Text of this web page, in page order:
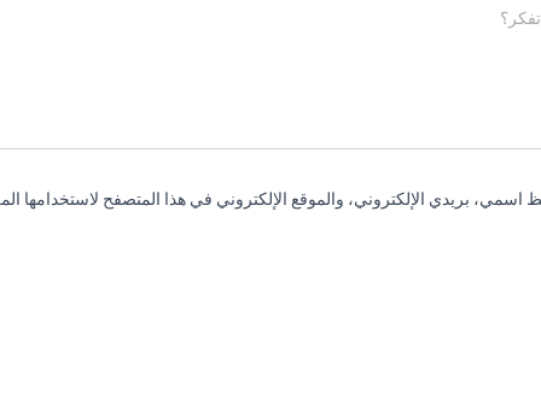
اسمي، بريدي الإلكتروني، والموقع الإلكتروني في هذا المتصفح لاستخدامها